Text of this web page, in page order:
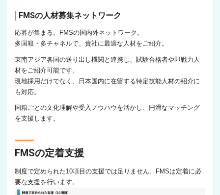
FMSの人材募集ネットワーク
応募が集まる。FMSの国内外ネットワーク。
多国籍・多チャネルで、貴社に最適な人材をご紹介。
東南アジア各国の送り出し機関と連携し、試験合格者や即戦力人
材をご紹介可能です。
現地採用だけでなく、日本国内に在留する特定技能人材の紹介に
も対応。
国籍ごとの文化理解や受入ノウハウを活かし、円滑なマッチング
を支援します。
FMSの定着支援
制度で定められた10項目の支援では足りません。FMSは定着に必
要な支援を行います。